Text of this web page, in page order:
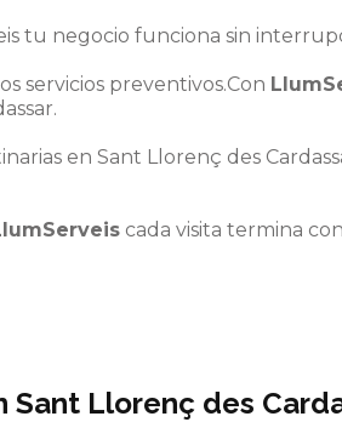
tu negocio funciona sin
servicios preventivos.Con
en Sant Llorenç des
cada visita termina
Sant Llorenç des